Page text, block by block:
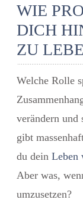
WIE
DICH
ZU
Welche Rolle
verändern und
gibt
du dein Leben
Aber was,
umzusetzen?